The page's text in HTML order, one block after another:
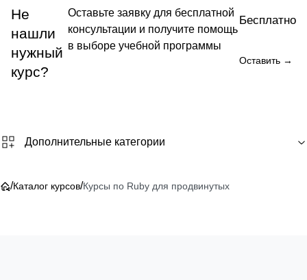
Не
нашли
нужный
курс?
Оставьте заявку для бесплатной
консультации и получите помощь
в выборе учебной программы
Бесплатно
Оставить →
Дополнительные категории
/Каталог курсов/Курсы по Ruby для продвинутых